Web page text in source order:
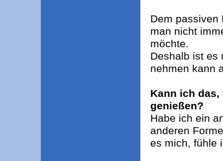
Dem passiven
man nicht
möchte.
Deshalb ist es
nehmen kann
Kann ich das,
genießen?
Habe ich ein
anderen
es mich, fühle